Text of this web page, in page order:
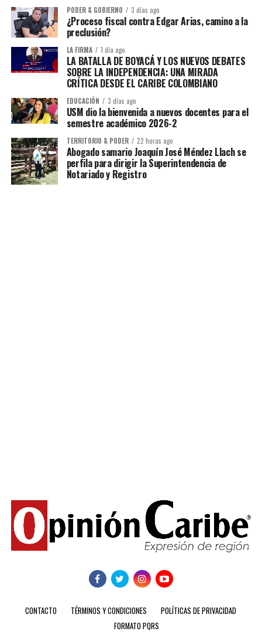
PODER & GOBIERNO 3 días ago
¿Proceso fiscal contra Edgar Arias, camino a la
preclusión?
LA FIRMA 1 día ago
LA BATALLA DE BOYACÁ Y LOS NUEVOS DEBATES
SOBRE LA INDEPENDENCIA: UNA MIRADA
CRÍTICA DESDE EL CARIBE COLOMBIANO
EDUCACIÓN 3 días ago
USM dio la bienvenida a nuevos docentes para el
semestre académico 2026-2
TERRITORIO & PODER 22 horas ago
Abogado samario Joaquín José Méndez Llach se
perfila para dirigir la Superintendencia de
Notariado y Registro
CONTACTO TÉRMINOS Y CONDICIONES
POLÍTICAS DE PRIVACIDAD
FORMATO PQRS